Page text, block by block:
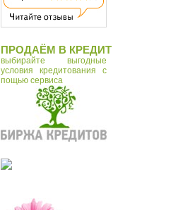
ПРОДАЁМ В КРЕДИТ
выбирайте выгодные
условия кредитования с
пощью сервиса